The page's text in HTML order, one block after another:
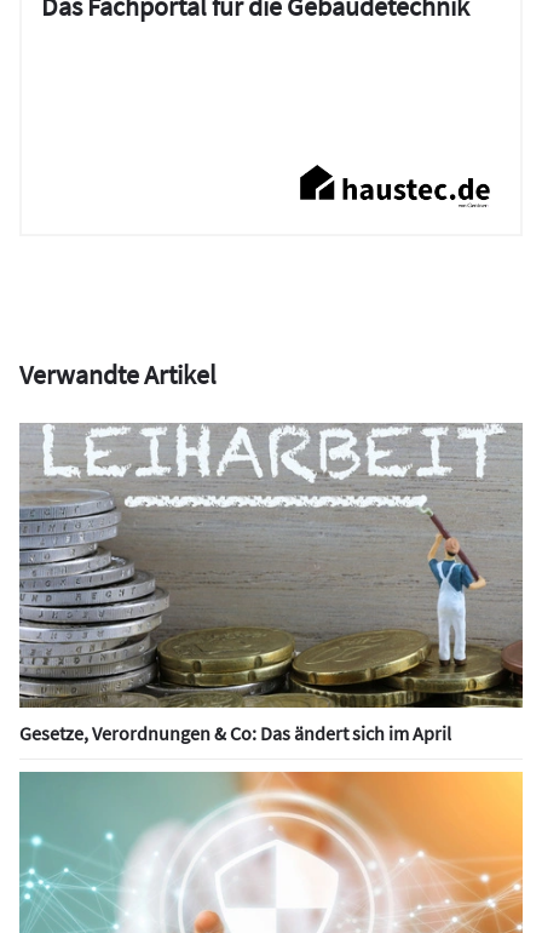
Verwandte Artikel
Gesetze, Verordnungen & Co: Das ändert sich im April